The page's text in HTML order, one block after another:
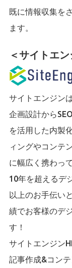
既に情報収集を
ます。
＜サイトエ
サイトエンジン
企画設計から
を活用した内製
ィングやコンテ
に幅広く携わっ
10年を超えるデ
以上のお手伝い
績でお客様のデ
す！
サイトエンジン
記事作成&コン